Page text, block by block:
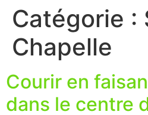
Catégorie :
Chapelle
Courir en
dans le centre